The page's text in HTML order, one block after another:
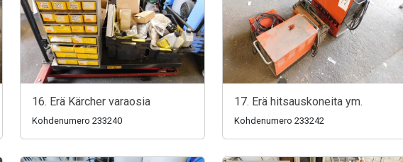
16. Erä Kärcher varaosia
Kohdenumero 233240
17. Erä hitsauskoneita ym.
Kohdenumero 233242